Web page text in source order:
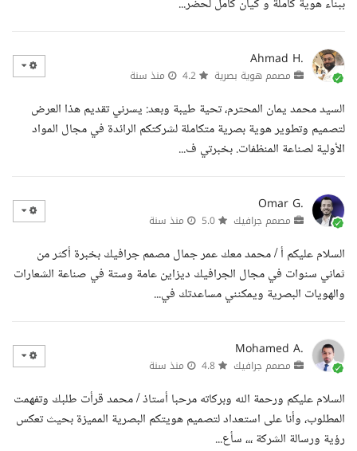
ببناء هوية كاملة و كيان كامل لحضر...
Ahmad H.
مصمم هوية بصرية منذ سنة
السيد محمد يمان المحترم، تحية طيبة وبعد: يسرني تقديم هذا العرض
لتصميم وتطوير هوية بصرية متكاملة لشركتكم الرائدة في مجال المواد
الأولية لصناعة المنظفات. بخبرتي ف...
Omar G.
مصمم جرافيك منذ سنة
السلام عليكم أ / محمد معك عمر جمال مصمم جرافيك بخبرة أكثر من
ثماني سنوات في مجال الجرافيك ديزاين عامة وستة في صناعة الشعارات
والهويات البصرية ويمكنني مساعدتك في...
Mohamed A.
مصمم جرافيك منذ سنة
السلام عليكم ورحمة الله وبركاته مرحبا أستاذ / محمد قرأت طلبك وتفهمت
المطلوب، وأنا على استعداد لتصميم هويتكم البصرية المميزة بحيث تعكس
رؤية ورسالة الشركة ،،، سأع...